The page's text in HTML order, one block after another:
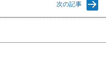
次の記事